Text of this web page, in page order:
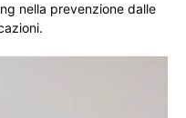
nella prevenzione dalle